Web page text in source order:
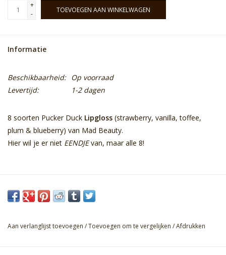
+
-
TOEVOEGEN AAN WINKELWAGEN
Informatie
Beschikbaarheid: Op voorraad
Levertijd:
1-2 dagen
8 soorten Pucker Duck Lipgloss (strawberry, vanilla, toffee,
plum & blueberry) van Mad Beauty.
Hier wil je er niet EENDJEvan, maar alle 8!
Aan verlanglijst toevoegen /Toevoegen om te vergelijken /Afdrukken